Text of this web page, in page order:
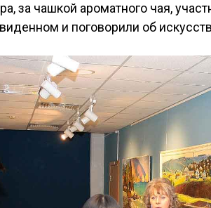
за чашкой ароматного чая,
и поговорили об